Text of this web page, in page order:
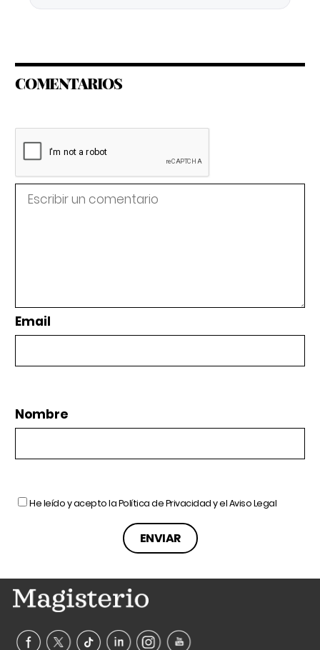
COMENTARIOS
Email
Nombre
He leído y acepto laPolítica de Privacidady elAviso Legal